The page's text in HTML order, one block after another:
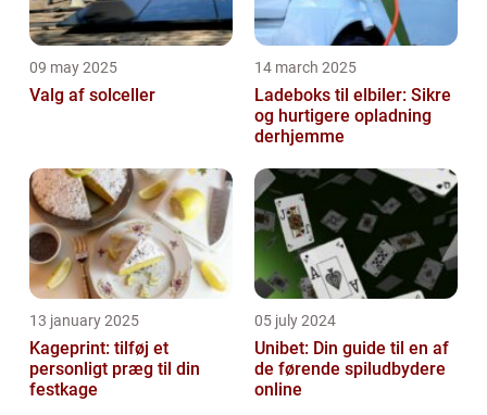
09 may 2025
Valg af solceller
14 march 2025
Ladeboks til elbiler: Sikre
og hurtigere opladning
derhjemme
13 january 2025
Kageprint: tilføj et
personligt præg til din
festkage
05 july 2024
Unibet: Din guide til en af
de førende spiludbydere
online